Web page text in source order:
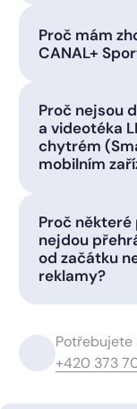
Proč mám
CANAL+
Proč nejsou
a videotéka
chytrém
mobilním
Proč
nejdou
od začátku
reklamy?
Potřebujete
+420 373